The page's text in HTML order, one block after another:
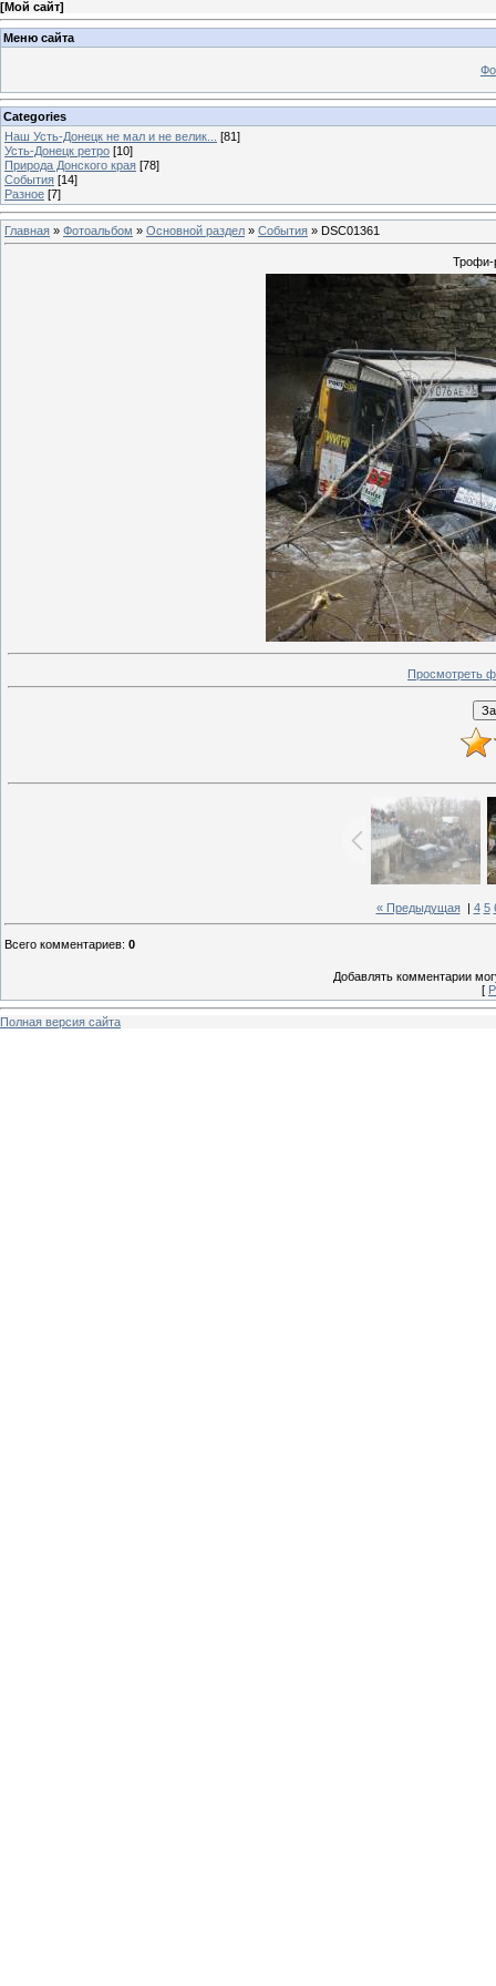
[Мой сайт]
Меню сайта
Categories
Наш Усть-Донецк не мал и не велик...
[81]
Усть-Донецк ретро [10]
Природа Донского края [78]
События [14]
Разное [7]
Главная » Фотоальбом » Основной раздел » События » DSC01361
Трофи-
Просмотреть
« Предыдущая| 4 5
Всего комментариев: 0
Добавлять комментарии
[
Полная версия сайта